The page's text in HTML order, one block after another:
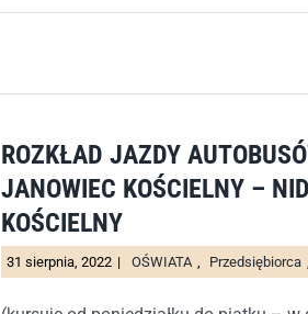
ROZKŁAD JAZDY
JANOWIEC KOŚCIELNY –
KOŚCIELNY
31 sierpnia, 2022 | OŚWIATA , Przedsiębiorca ,